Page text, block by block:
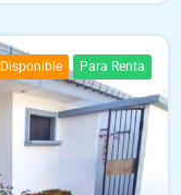
Disponible Para Renta